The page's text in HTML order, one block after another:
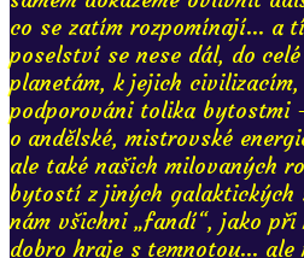
co se zatím rozpomínají... a
poselství se nese dál, do
planetám, k jejich
podporováni tolika bytostmi
o andělské, mistrovské
ale také našich milovaných
bytostí z jiných galaktických
nám všichni „fandí“, jako při
dobro hraje s temnotou... ale